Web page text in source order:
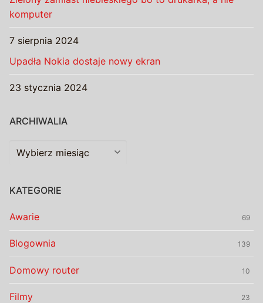
komputer
7 sierpnia 2024
Upadła Nokia dostaje nowy ekran
23 stycznia 2024
ARCHIWALIA
Archiwalia
KATEGORIE
Awarie 69
Blogownia 139
Domowy router 10
Filmy 23